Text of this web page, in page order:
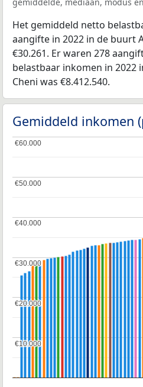
gemiddelde, mediaan, modus
Het gemiddeld netto
aangifte in 2022 in de buurt
€30.261. Er waren 278
belastbaar inkomen in 2022
Cheni was €8.412.540.
Gemiddeld inkomen
€10.000
€10.000
€20.000
€20.000
€30.000
€30.000
€40.000
€40.000
€50.000
€50.000
€60.000
€60.000